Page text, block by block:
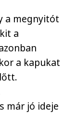
a megnyitót
a
a kapukat
már jó ideje